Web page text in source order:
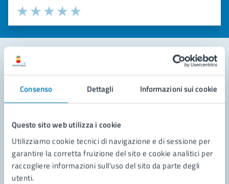
Consenso Dettagli Informazioni sui cookie
Questo sito web utilizza i cookie
Utilizziamo cookie tecnici di navigazione e di sessione per
garantire la corretta fruizione del sito e cookie analitici per
raccogliere informazioni sull'uso del sito da parte degli
utenti.
Valuta la chiarezza delle informazioni (da 1 a 5 stelle)
Seleziona il numero di stelle per valutare la chiarezza delle
Valuta 5 stelle su 5
Valuta 4 stelle su 5
Valuta 3 stelle su 5
Valuta 2 stelle su 5
Valuta 1 stelle su 5
Leggi le domande frequenti
Richiedi assistenza
Prenota appuntamento
Problemi in città